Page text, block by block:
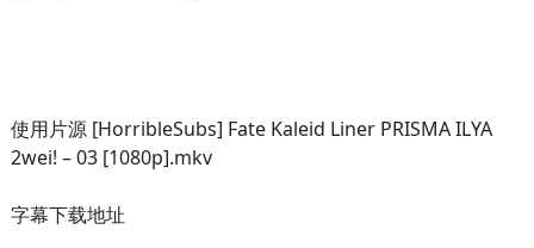
使用片源 [HorribleSubs] Fate Kaleid Liner PRISMA ILYA
2wei! – 03 [1080p].mkv
字幕下载地址